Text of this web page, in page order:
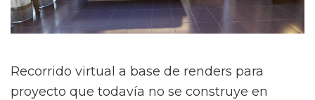
Recorrido virtual a base de renders para
proyecto que todavía no se construye en